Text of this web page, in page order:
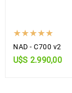
NAD - C700 v2
U$S 2.990,00